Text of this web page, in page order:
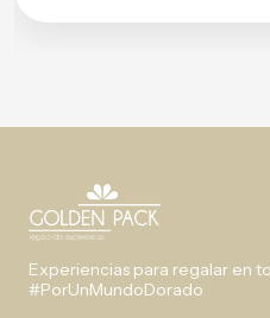
Experiencias para regalar en
#PorUnMundoDorado